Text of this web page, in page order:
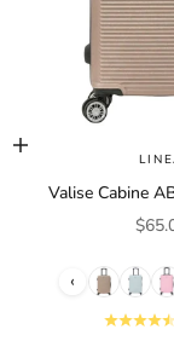
Choisir les options
Valise Cabine
Prix
‹